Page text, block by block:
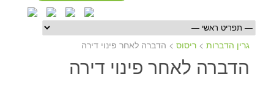
גרין הדברות > ריסוס > הדברה לאחר פינוי דירה
הדברה לאחר פינוי דירה